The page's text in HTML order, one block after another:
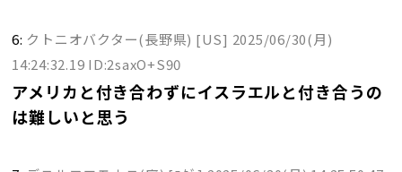
6: クトニオバクター(長野県) [US] 2025/06/30(月)
14:24:32.19 ID:2saxO+S90
アメリカと付き合わずにイスラエルと付き合うの
は難しいと思う